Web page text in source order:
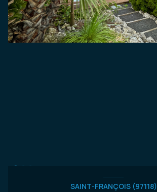
SAINT-FRANÇOIS (97118)